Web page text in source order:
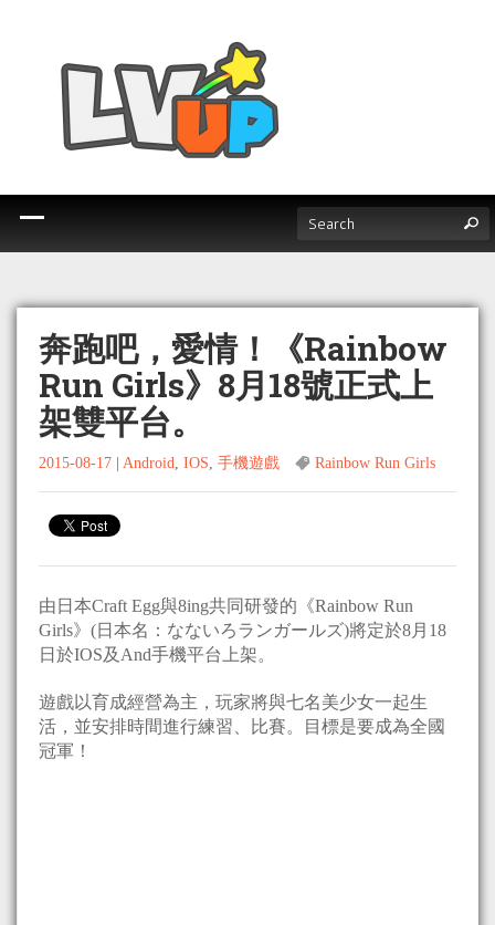
奔跑吧，愛情！《Rainbow
Run Girls》8月18號正式上
架雙平台。
2015-08-17 Android, IOS, 手機遊戲 Rainbow Run Girls
由日本Craft Egg與8ing共同研發的《Rainbow Run
Girls》(日本名：なないろランガールズ)將定於8月18
日於IOS及And手機平台上架。
遊戲以育成經營為主，玩家將與七名美少女一起生
活，並安排時間進行練習、比賽。目標是要成為全國
冠軍！